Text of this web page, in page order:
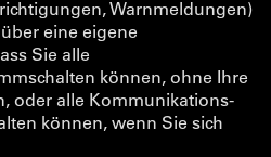
Warnmeldungen)
eine eigene
Sie alle
können, ohne Ihre
oder alle Kommunikations-
können, wenn Sie sich